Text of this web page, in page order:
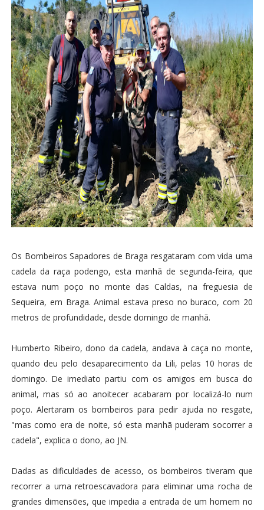
Os Bombeiros Sapadores de Braga resgataram com vida uma
cadela da raça podengo, esta manhã de segunda-feira, que
estava num poço no monte das Caldas, na freguesia de
Sequeira, em Braga. Animal estava preso no buraco, com 20
metros de profundidade, desde domingo de manhã.
Humberto Ribeiro, dono da cadela, andava à caça no monte,
quando deu pelo desaparecimento da Lili, pelas 10 horas de
domingo. De imediato partiu com os amigos em busca do
animal, mas só ao anoitecer acabaram por localizá-lo num
poço. Alertaram os bombeiros para pedir ajuda no resgate,
"mas como era de noite, só esta manhã puderam socorrer a
cadela", explica o dono, ao JN.
Dadas as dificuldades de acesso, os bombeiros tiveram que
recorrer a uma retroescavadora para eliminar uma rocha de
grandes dimensões, que impedia a entrada de um homem no